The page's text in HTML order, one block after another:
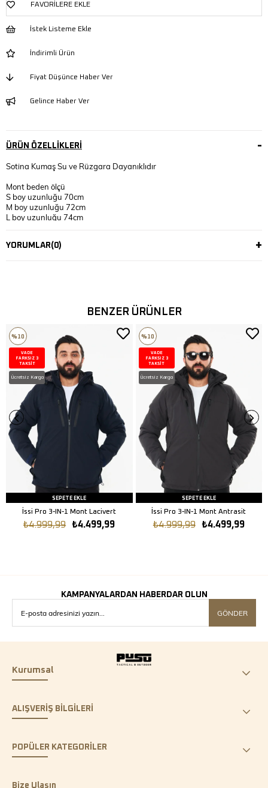
FAVORILERE EKLE
İstek Listeme Ekle
İndirimli Ürün
Fiyat Düşünce Haber Ver
Gelince Haber Ver
ÜRÜN ÖZELLIKLERI
Sotina Kumaş Su ve Rüzgara Dayanıklıdır
Mont beden ölçü
S boy uzunluğu 70cm
M boy uzunluğu 72cm
L boy uzunluğu 74cm
Renk Antrasit
YORUMLAR(0)
BENZER ÜRÜNLER
SEPETE EKLE
İssi Pro 3-IN-1 Mont Lacivert
₺4.499,99
₺4.999,99
%10
VADE
FARKSIZ 3
TAKSİT
Ücretsiz Kargo
SEPETE EKLE
İssi Pro 3-IN-1 Mont Antrasit
₺4.499,99
₺4.999,99
%10
VADE
FARKSIZ 3
TAKSİT
Ücretsiz Kargo
KAMPANYALARDAN HABERDAR OLUN
GÖNDER
Kurumsal
ALIŞVERİŞ BİLGİLERİ
POPÜLER KATEGORİLER
Bize Ulaşın